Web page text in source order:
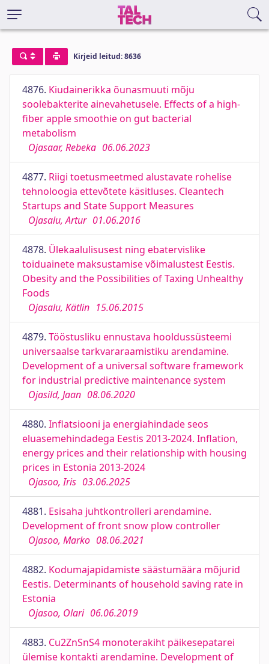
Kirjeid leitud: 8636
4876. Kiudainerikka õunasmuuti mõju
soolebakterite ainevahetusele. Effects of a high-
fiber apple smoothie on gut bacterial
metabolism
Ojasaar, Rebeka 06.06.2023
4877. Riigi toetusmeetmed alustavate rohelise
tehnoloogia ettevõtete käsitluses. Cleantech
Startups and State Support Measures
Ojasalu, Artur 01.06.2016
4878. Ülekaalulisusest ning ebatervislike
toiduainete maksustamise võimalustest Eestis.
Obesity and the Possibilities of Taxing Unhealthy
Foods
Ojasalu, Kätlin 15.06.2015
4879. Tööstusliku ennustava hooldussüsteemi
universaalse tarkvararaamistiku arendamine.
Development of a universal software framework
for industrial predictive maintenance system
Ojasild, Jaan 08.06.2020
4880. Inflatsiooni ja energiahindade seos
eluasemehindadega Eestis 2013-2024. Inflation,
energy prices and their relationship with housing
prices in Estonia 2013-2024
Ojasoo, Iris 03.06.2025
4881. Esisaha juhtkontrolleri arendamine.
Development of front snow plow controller
Ojasoo, Marko 08.06.2021
4882. Kodumajapidamiste säästumäära mõjurid
Eestis. Determinants of household saving rate in
Estonia
Ojasoo, Olari 06.06.2019
4883. Cu2ZnSnS4 monoterakiht päikesepatarei
ülemise kontakti arendamine. Development of